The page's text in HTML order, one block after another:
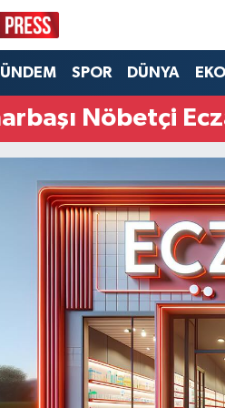
SPOR DÜNYA
Nöbetçi
ve Fikstür